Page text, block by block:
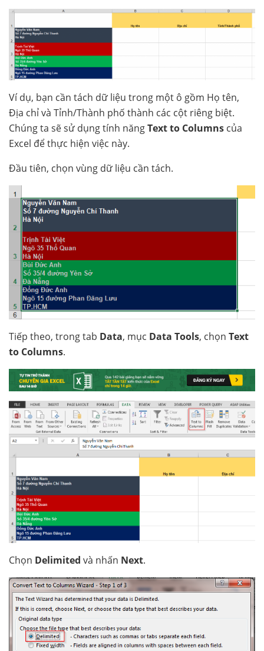
Ví dụ, bạn cần tách dữ liệu trong một ô gồm Họ tên,
Địa chỉ và Tỉnh/Thành phố thành các cột riêng biệt.
Chúng ta sẽ sử dụng tính năngText to Columns của
Excel để thực hiện việc này.
Đầu tiên, chọn vùng dữ liệu cần tách.
Tiếp theo, trong tab Data, mục Data Tools, chọn Text
to Columns.
Chọn Delimited và nhấn Next.